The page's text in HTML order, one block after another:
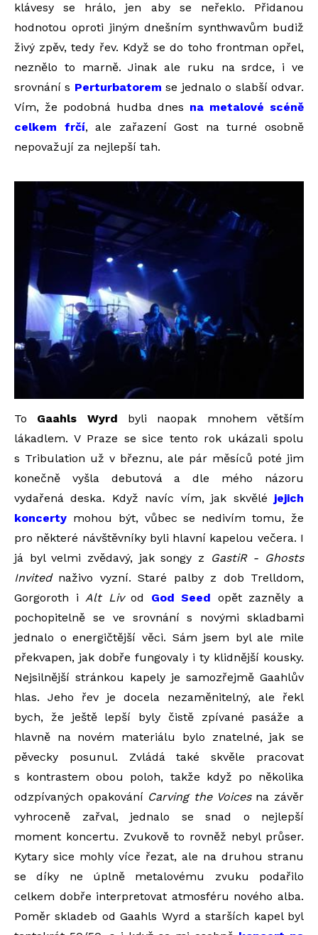
klávesy se hrálo, jen aby se neřeklo. Přidanou
hodnotou oproti jiným dnešním synthwavům budiž
živý zpěv, tedy řev. Když se do toho frontman opřel,
neznělo to marně. Jinak ale ruku na srdce, i ve
srovnání s Perturbatorem se jednalo o slabší odvar.
Vím, že podobná hudba dnes na metalové scéně
celkem frčí, ale zařazení Gost na turné osobně
nepovažují za nejlepší tah.
To Gaahls Wyrd byli naopak mnohem větším
lákadlem. V Praze se sice tento rok ukázali spolu
s Tribulation už v březnu, ale pár měsíců poté jim
konečně vyšla debutová a dle mého názoru
vydařená deska. Když navíc vím, jak skvělé jejich
koncerty mohou být, vůbec se nedivím tomu, že
pro některé návštěvníky byli hlavní kapelou večera. I
já byl velmi zvědavý, jak songy z
GastiR - Ghosts
Invitednaživo vyzní. Staré palby z dob Trelldom,
Gorgoroth iAlt Livod God Seed opět zazněly a
pochopitelně se ve srovnání s novými skladbami
jednalo o energičtější věci. Sám jsem byl ale mile
překvapen, jak dobře fungovaly i ty klidnější kousky.
Nejsilnější stránkou kapely je samozřejmě Gaahlův
hlas. Jeho řev je docela nezaměnitelný, ale řekl
bych, že ještě lepší byly čistě zpívané pasáže a
hlavně na novém materiálu bylo znatelné, jak se
pěvecky posunul. Zvládá také skvěle pracovat
s kontrastem obou poloh, takže když po několika
odzpívaných opakování Carving the Voices na závěr
vyhroceně zařval, jednalo se snad o nejlepší
moment koncertu. Zvukově to rovněž nebyl průser.
Kytary sice mohly více řezat, ale na druhou stranu
se díky ne úplně metalovému zvuku podařilo
celkem dobře interpretovat atmosféru nového alba.
Poměr skladeb od Gaahls Wyrd a starších kapel byl